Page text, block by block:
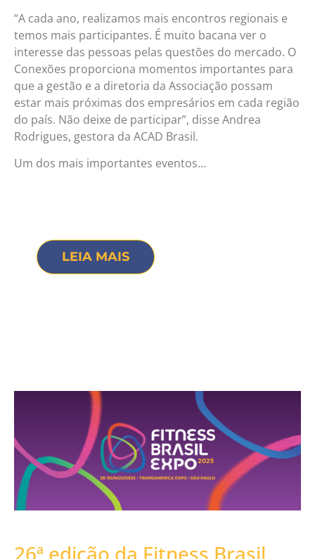
“A cada ano, realizamos mais encontros regionais e
temos mais participantes. É muito bacana ver o
interesse das pessoas pelas questões do mercado. O
Conexões proporciona momentos importantes para
que a gestão e a diretoria da Associação possam
estar mais próximas dos empresários em cada região
do país. Não deixe de participar”, disse Andrea
Rodrigues, gestora da ACAD Brasil.
Um dos mais importantes eventos…
LEIA MAIS
26ª edição da Fitness Brasil